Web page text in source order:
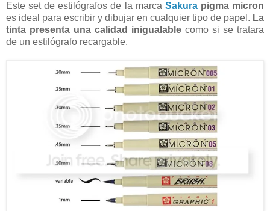
Este set de estilógrafos de la marca Sakurapigma micron
es ideal para escribir y dibujar en cualquier tipo de papel. La
tinta presenta una calidad inigualable como si se tratara
de un estilógrafo recargable.